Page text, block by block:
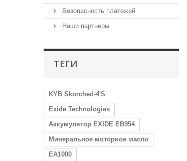
Безопасность платежей
Наши партнеры
ТЕГИ
KYB Skorched-4'S
Exide Technologies
Аккумулятор EXIDE EB954
Минеральное моторное масло
EA1000